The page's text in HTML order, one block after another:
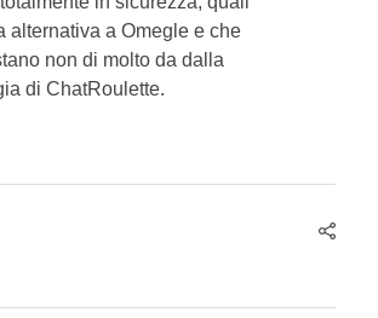
alternativa a Omegle e che
non di molto da dalla
di ChatRoulette.